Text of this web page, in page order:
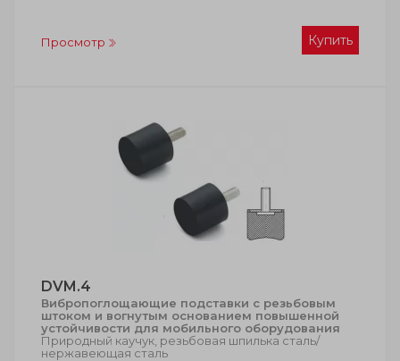
Просмотр Купить
DVM.4
Вибропоглощающие подставки с резьбовым
штоком и вогнутым основанием повышенной
устойчивости для мобильного оборудования
Природный каучук, резьбовая шпилька сталь/
нержавеющая сталь